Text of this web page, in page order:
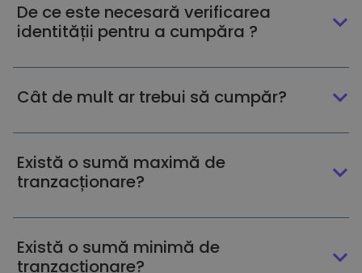
De ce este necesară verificarea
identității pentru a cumpăra ?
Cât de mult ar trebui să cumpăr?
Există o sumă maximă de
tranzacționare?
Există o sumă minimă de
tranzacționare?